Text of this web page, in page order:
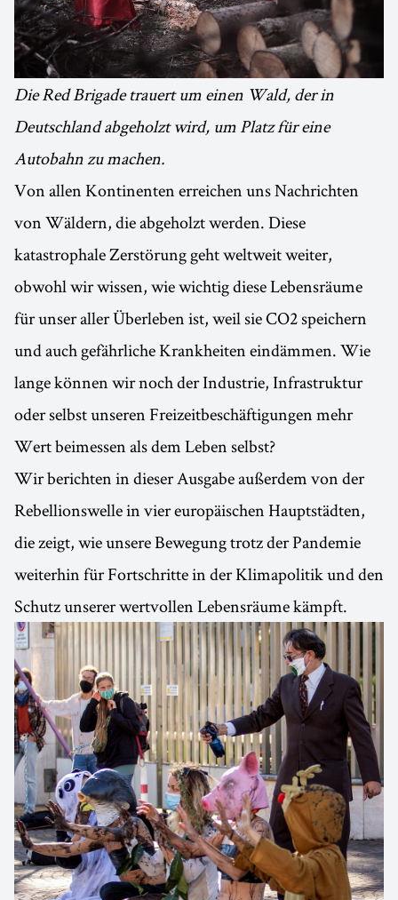
Die Red Brigade trauert um einen Wald, der in
Deutschland abgeholzt wird, um Platz für eine
Autobahn zu machen.
Von allen Kontinenten erreichen uns Nachrichten
von Wäldern, die abgeholzt werden. Diese
katastrophale Zerstörung geht weltweit weiter,
obwohl wir wissen, wie wichtig diese Lebensräume
für unser aller Überleben ist, weil sie CO2 speichern
und auch gefährliche Krankheiten eindämmen. Wie
lange können wir noch der Industrie, Infrastruktur
oder selbst unseren Freizeitbeschäftigungen mehr
Wert beimessen als dem Leben selbst?
Wir berichten in dieser Ausgabe außerdem von der
Rebellionswelle in vier europäischen Hauptstädten,
die zeigt, wie unsere Bewegung trotz der Pandemie
weiterhin für Fortschritte in der Klimapolitik und den
Schutz unserer wertvollen Lebensräume kämpft.